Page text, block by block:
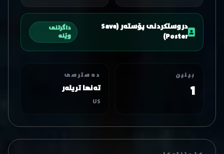
دروستکردنی پۆستەر (Save
Poster)
داگرتنی
وێنە
بینین
1
دەسترسی
تەنها تریلەر
US